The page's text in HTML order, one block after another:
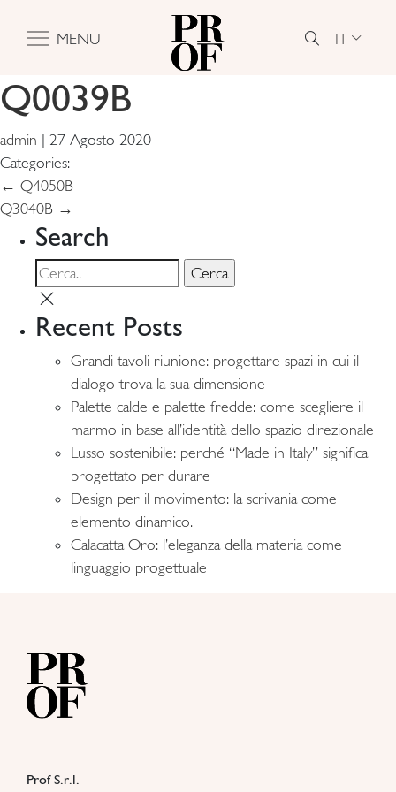
MENU IT
Q0039B
admin | 27 Agosto 2020
Categories:
Navigazione
articoli
← Q4050B
Q3040B →
Search
Recent Posts
Grandi tavoli riunione: progettare spazi in cui il
dialogo trova la sua dimensione
Palette calde e palette fredde: come scegliere il
marmo in base all’identità dello spazio direzionale
Lusso sostenibile: perché “Made in Italy” significa
progettato per durare
Design per il movimento: la scrivania come
elemento dinamico.
Calacatta Oro: l’eleganza della materia come
linguaggio progettuale
Prof S.r.l.